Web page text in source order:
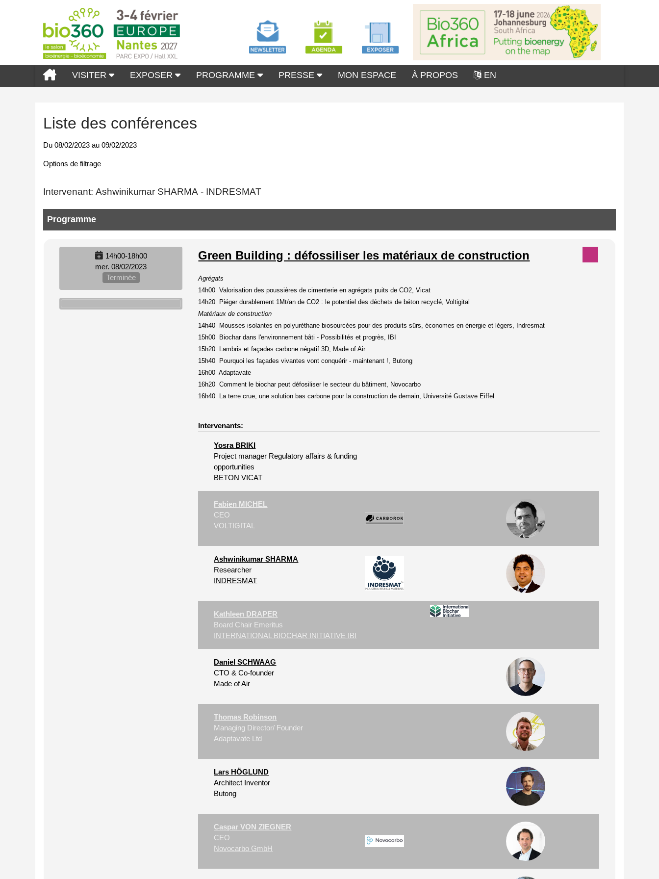
VISITER EXPOSER PROGRAMME PRESSE MON ESPACE À PROPOS EN
Liste des conférences
Du 08/02/2023 au 09/02/2023
Options de filtrage
Intervenant: Ashwinikumar SHARMA - INDRESMAT
Programme
14h00-18h00
mer. 08/02/2023
Terminée
Green Building : défossiliser les matériaux de construction
Agrégats
14h00 Valorisation des poussières de cimenterie en agrégats puits de CO2, Vicat
14h20 Piéger durablement 1Mt/an de CO2 : le potentiel des déchets de béton recyclé, Voltigital
Matériaux de construction
14h40 Mousses isolantes en polyuréthane biosourcées pour des produits sûrs, économes en énergie et légers, Indresmat
15h00 Biochar dans l'environnement bâti - Possibilités et progrès, IBI
15h20 Lambris et façades carbone négatif 3D, Made of Air
15h40 Pourquoi les façades vivantes vont conquérir - maintenant !, Butong
16h00 Adaptavate
16h20 Comment le biochar peut défosiliser le secteur du bâtiment, Novocarbo
16h40 La terre crue, une solution bas carbone pour la construction de demain, Université Gustave Eiffel
Intervenants:
Yosra BRIKI
Project manager Regulatory affairs & funding
opportunities
BETON VICAT
Fabien MICHEL
CEO
VOLTIGITAL
Ashwinikumar SHARMA
Researcher
INDRESMAT
Kathleen DRAPER
Board Chair Emeritus
INTERNATIONAL BIOCHAR INITIATIVE IBI
Daniel SCHWAAG
CTO & Co-founder
Made of Air
Thomas Robinson
Managing Director/ Founder
Adaptavate Ltd
Lars HÖGLUND
Architect Inventor
Butong
Caspar VON ZIEGNER
CEO
Novocarbo GmbH